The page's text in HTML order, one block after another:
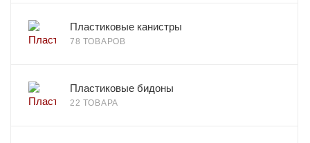
Пластиковые канистры
78 ТОВАРОВ
Пластиковые бидоны
22 ТОВАРА